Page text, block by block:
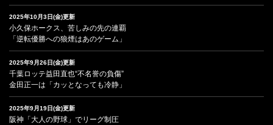
2025年10月3日(金)更新
小久保ホークス、苦しみの先の連覇
「逆転優勝への狼煙はあのゲーム」
2025年9月26日(金)更新
千葉ロッテ益田直也“不名誉の負傷”
金田正一は「カッとなっても冷静」
2025年9月19日(金)更新
阪神「大人の野球」でリーグ制圧